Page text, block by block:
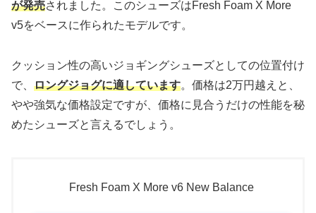
が発売されました。このシューズはFresh Foam X More
v5をベースに作られたモデルです。
クッション性の高いジョギングシューズとしての位置付け
で、 ロングジョグに適しています。価格は2万円越えと、
やや強気な価格設定ですが、価格に見合うだけの性能を秘
めたシューズと言えるでしょう。
Fresh Foam X More v6 New Balance